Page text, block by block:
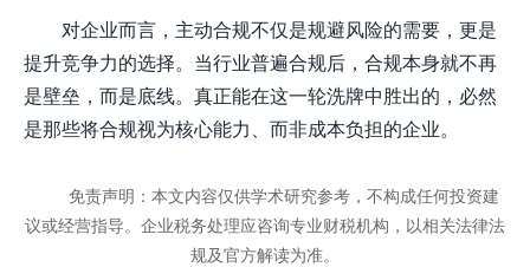
对企业而言，主动合规不仅是规避风险的需要，更是
提升竞争力的选择。当行业普遍合规后，合规本身就不再
是壁垒，而是底线。真正能在这一轮洗牌中胜出的，必然
是那些将合规视为核心能力、而非成本负担的企业。
免责声明：本文内容仅供学术研究参考，不构成任何投资建
议或经营指导。企业税务处理应咨询专业财税机构，以相关法律法
规及官方解读为准。